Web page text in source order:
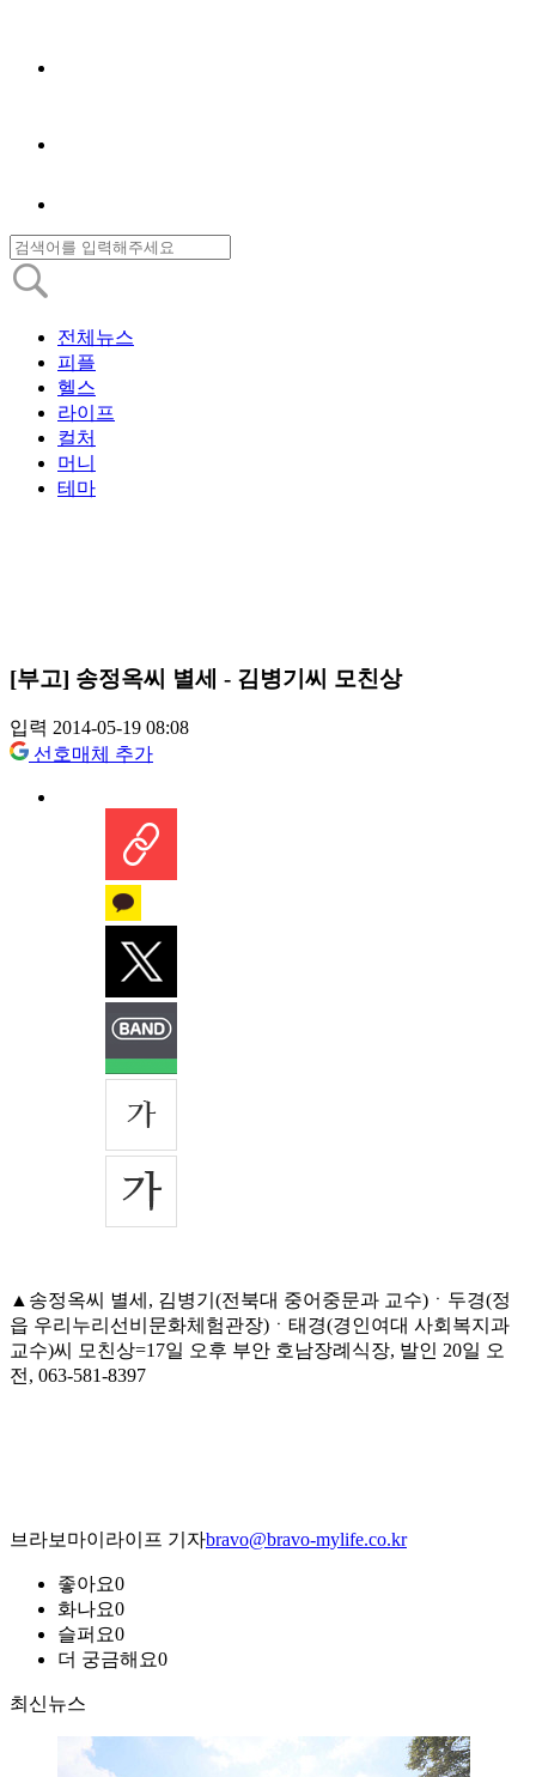
전체뉴스
피플
헬스
라이프
컬처
머니
테마
[부고] 송정옥씨 별세 - 김병기씨 모친상
입력 2014-05-19 08:08
선호매체 추가
▲송정옥씨 별세, 김병기(전북대 중어중문과 교수)ㆍ두경(정
읍 우리누리선비문화체험관장)ㆍ태경(경인여대 사회복지과
교수)씨 모친상=17일 오후 부안 호남장례식장, 발인 20일 오
전, 063-581-8397
브라보마이라이프 기자bravo@bravo-mylife.co.kr
좋아요0
화나요0
슬퍼요0
더 궁금해요0
최신뉴스